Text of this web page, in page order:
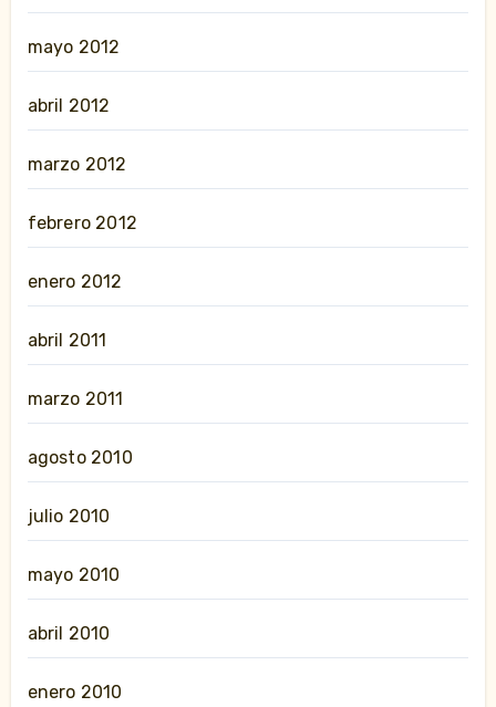
mayo 2012
abril 2012
marzo 2012
febrero 2012
enero 2012
abril 2011
marzo 2011
agosto 2010
julio 2010
mayo 2010
abril 2010
enero 2010